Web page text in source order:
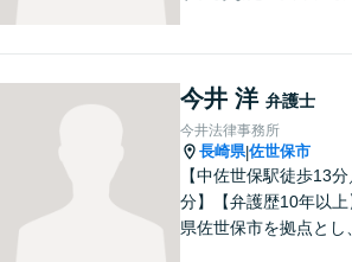
今井 洋 弁護士
今井法律事務所
長崎県|佐世保市
【中佐世保駅徒歩13
分】【弁護歴10年以
県佐世保市を拠点とし